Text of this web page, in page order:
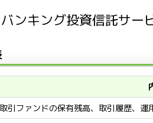
ンキング投資信託サー
引ファンドの保有残高、取引履歴、